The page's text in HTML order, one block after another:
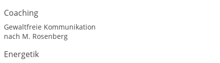
Coaching
Gewaltfreie Kommunikation
nach M. Rosenberg
Energetik